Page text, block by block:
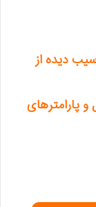
دیده از
پارامترهای